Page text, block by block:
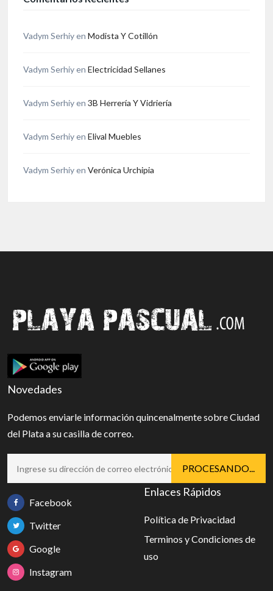
Vadym Serhiyen Modista Y Cotillón
Vadym Serhiyen Electricidad Sellanes
Vadym Serhiyen 3B Herrería Y Vidriería
Vadym Serhiyen Elival Muebles
Vadym Serhiyen Verónica Urchipia
Novedades
Podemos enviarle información quincenalmente sobre Ciudad
del Plata a su casilla de correo.
Facebook
Twitter
Google
Instagram
Enlaces Rápidos
Política de Privacidad
Terminos y Condiciones de
uso